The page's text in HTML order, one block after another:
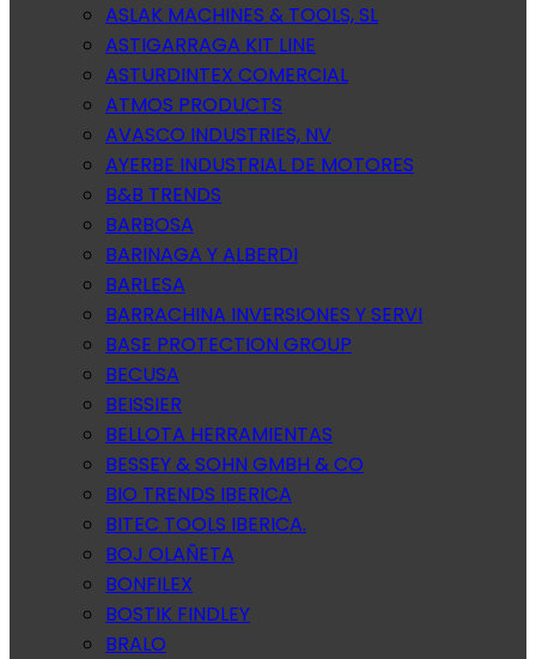
ASLAK MACHINES & TOOLS, SL
ASTIGARRAGA KIT LINE
ASTURDINTEX COMERCIAL
ATMOS PRODUCTS
AVASCO INDUSTRIES, NV
AYERBE INDUSTRIAL DE MOTORES
B&B TRENDS
BARBOSA
BARINAGA Y ALBERDI
BARLESA
BARRACHINA INVERSIONES Y SERVI
BASE PROTECTION GROUP
BECUSA
BEISSIER
BELLOTA HERRAMIENTAS
BESSEY & SOHN GMBH & CO
BIO TRENDS IBERICA
BITEC TOOLS IBERICA.
BOJ OLAÑETA
BONFILEX
BOSTIK FINDLEY
BRALO